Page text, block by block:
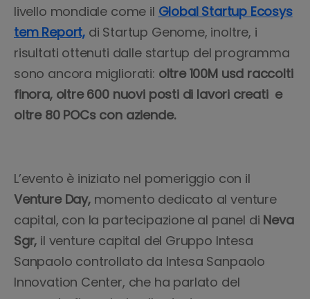
livello mondiale come il Global Startup Ecosys
tem Report, di Startup Genome, inoltre, i
risultati ottenuti dalle startup del programma
sono ancora migliorati: oltre 100M usd raccolti
finora, oltre 600 nuovi posti di lavori creati e
oltre 80 POCs con aziende.
L’evento è iniziato nel pomeriggio con il
Venture Day,momento dedicato al venture
capital, con la partecipazione al panel di Neva
Sgr, il venture capital del Gruppo Intesa
Sanpaolo controllato da Intesa Sanpaolo
Innovation Center, che ha parlato del